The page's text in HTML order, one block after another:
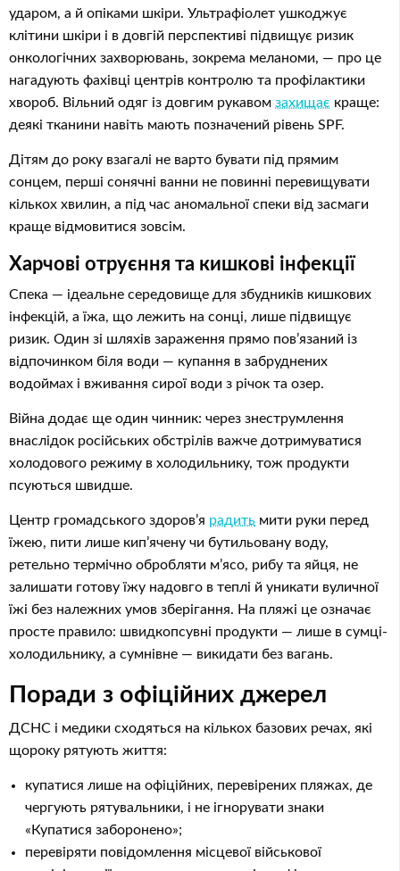
ударом, а й опіками шкіри. Ультрафіолет ушкоджує
клітини шкіри і в довгій перспективі підвищує ризик
онкологічних захворювань, зокрема меланоми, — про це
нагадують фахівці центрів контролю та профілактики
хвороб. Вільний одяг із довгим рукавом захищає краще:
деякі тканини навіть мають позначений рівень SPF.
Дітям до року взагалі не варто бувати під прямим
сонцем, перші сонячні ванни не повинні перевищувати
кількох хвилин, а під час аномальної спеки від засмаги
краще відмовитися зовсім.
Харчові отруєння та кишкові інфекції
Спека — ідеальне середовище для збудників кишкових
інфекцій, а їжа, що лежить на сонці, лише підвищує
ризик. Один зі шляхів зараження прямо пов’язаний із
відпочинком біля води — купання в забруднених
водоймах і вживання сирої води з річок та озер.
Війна додає ще один чинник: через знеструмлення
внаслідок російських обстрілів важче дотримуватися
холодового режиму в холодильнику, тож продукти
псуються швидше.
Центр громадського здоров’я радить мити руки перед
їжею, пити лише кип’ячену чи бутильовану воду,
ретельно термічно обробляти м’ясо, рибу та яйця, не
залишати готову їжу надовго в теплі й уникати вуличної
їжі без належних умов зберігання. На пляжі це означає
просте правило: швидкопсувні продукти — лише в сумці-
холодильнику, а сумнівне — викидати без вагань.
Поради з офіційних джерел
ДСНС і медики сходяться на кількох базових речах, які
щороку рятують життя:
купатися лише на офіційних, перевірених пляжах, де
чергують рятувальники, і не ігнорувати знаки
«Купатися заборонено»;
перевіряти повідомлення місцевої військової